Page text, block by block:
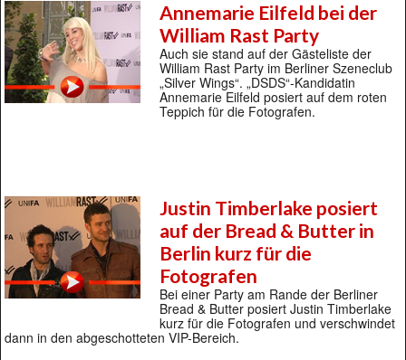
Annemarie Eilfeld bei der
William Rast Party
Auch sie stand auf der Gästeliste der
William Rast Party im Berliner Szeneclub
„Silver Wings“. „DSDS“-Kandidatin
Annemarie Eilfeld posiert auf dem roten
Teppich für die Fotografen.
Justin Timberlake posiert
auf der Bread & Butter in
Berlin kurz für die
Fotografen
Bei einer Party am Rande der Berliner
Bread & Butter posiert Justin Timberlake
kurz für die Fotografen und verschwindet
dann in den abgeschotteten VIP-Bereich.